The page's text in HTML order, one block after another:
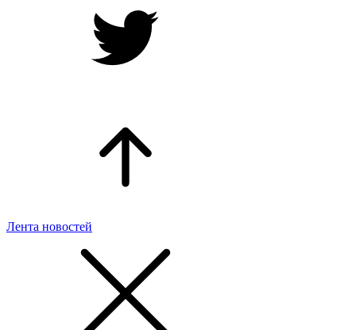
Лента новостей